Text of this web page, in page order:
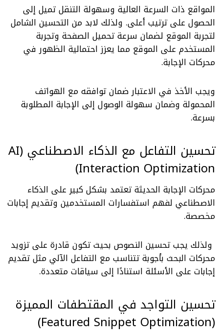
المواقع ذات السرعة العالية وسهولة التنقل تميل إلى
الحصول على ترتيب أعلى. ولذلك لابد من التحسين الشامل
لتجربة الموقع لضمان سرعة تحميل الصفحة وتجربة
المستخدم على الموقع مما يعزز احتمالية الظهور في
محركات الإجابة.
ويجب الأخذ في الاعتبار ضمان توافقه مع الهواتف
المحمولة وضمان سهولة الوصول إلى الإجابة المطلوبة
بسرعة.
تحسين التفاعل مع الذكاء الاصطناعي (AI
Interaction Optimization)
محركات الإجابة الحديثة تعتمد بشكل كبير على الذكاء
الاصطناعي لفهم استفسارات المستخدمين وتقديم إجابات
مخصصة.
ولذلك يجب تحسين النصوص بحيث تكون قادرة على تزويد
محركات البحث بأجوبة تتناسب مع التفاعل الآلي مثل تقديم
إجابات على الأسئلة استنادًا إلى سياقات متعددة.
تحسين التواجد في المقتطفات المميزة
(Featured Snippet Optimization)